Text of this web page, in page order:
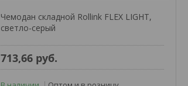
Чемодан складной Rollink FLEX LIGHT,
светло-серый
713,66 руб.